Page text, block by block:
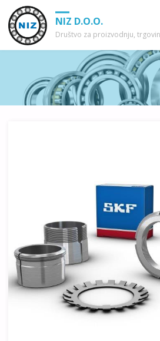
NIZ D.O.O.
Društvo za proizvodnju,